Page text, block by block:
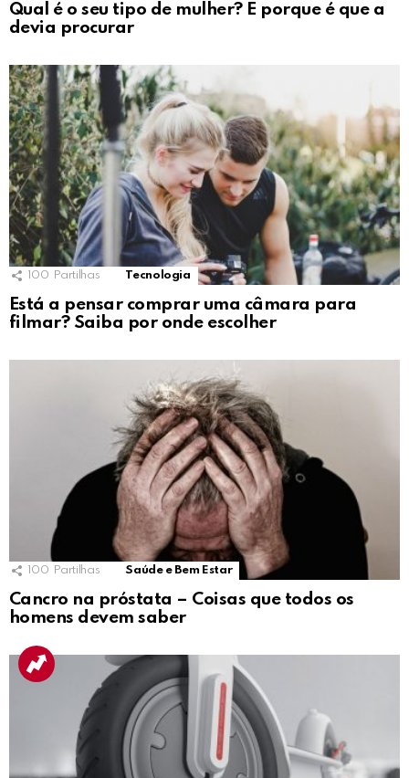
Qual é o seu tipo de mulher? E porque é que a
devia procurar
100 Partilhas Tecnologia
Está a pensar comprar uma câmara para
filmar? Saiba por onde escolher
100 Partilhas Saúde e Bem Estar
Cancro na próstata – Coisas que todos os
homens devem saber